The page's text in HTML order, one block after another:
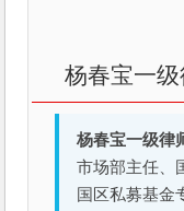
杨春宝一
杨春宝一级律
市场部主任、
国区私募基金